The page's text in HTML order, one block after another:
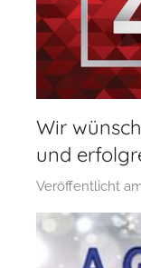
Wir
und
Veröffentlicht